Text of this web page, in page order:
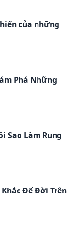
của những
Phá Những
Sao Làm Rung
Để Đời Trên